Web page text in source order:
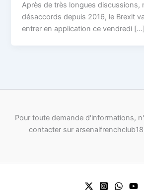
Après de très longues discussions,
désaccords depuis 2016, le Brexit
entrer en application ce vendredi […]
Pour toute demande d'informations,
contacter sur